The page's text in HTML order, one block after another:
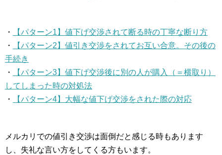
・
【パターン1】値下げ交渉されて断る時の丁寧な断り方
・
【パターン2】値引き交渉をされてお互い合意。その後の
手続き
・
【パターン3】値下げ交渉後に別の人が購入（＝横取り）
してしまった時の対処法
・
【パターン4】大幅な値下げ交渉をされた際の対応
メルカリでの値引き交渉は面倒だと感じる時もあります
し、失礼な言い方をしてくる方もいます。